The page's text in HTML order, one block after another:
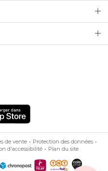
de vente
Protection des données
d'accessibilité Plan du site